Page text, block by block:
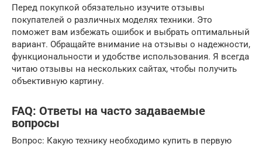
Перед покупкой обязательно изучите отзывы
покупателей о различных моделях техники. Это
поможет вам избежать ошибок и выбрать оптимальный
вариант. Обращайте внимание на отзывы о надежности,
функциональности и удобстве использования. Я всегда
читаю отзывы на нескольких сайтах, чтобы получить
объективную картину.
FAQ: Ответы на часто задаваемые
вопросы
Вопрос: Какую технику необходимо купить в первую